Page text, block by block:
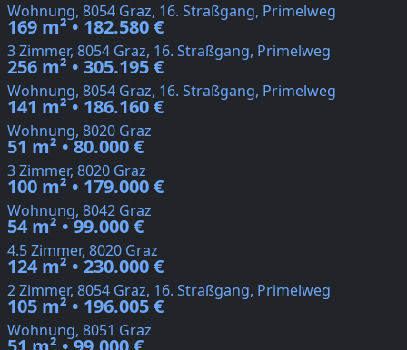
Wohnung, 8054 Graz, 16. Straßgang, Primelweg
169 m² • 182.580 €
3 Zimmer, 8054 Graz, 16. Straßgang, Primelweg
256 m² • 305.195 €
Wohnung, 8054 Graz, 16. Straßgang, Primelweg
141 m² • 186.160 €
Wohnung, 8020 Graz
51 m² • 80.000 €
3 Zimmer, 8020 Graz
100 m² • 179.000 €
Wohnung, 8042 Graz
54 m² • 99.000 €
4.5 Zimmer, 8020 Graz
124 m² • 230.000 €
2 Zimmer, 8054 Graz, 16. Straßgang, Primelweg
105 m² • 196.005 €
Wohnung, 8051 Graz